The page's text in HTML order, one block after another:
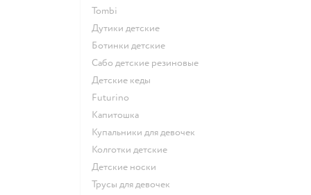
Tombi
Дутики детские
Ботинки детские
Сабо детские резиновые
Детские кеды
Futurino
Капитошка
Купальники для девочек
Колготки детские
Детские носки
Трусы для девочек